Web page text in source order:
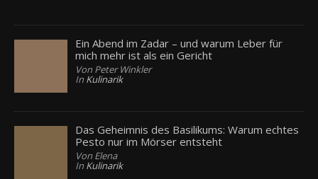
Ein Abend im Zadar – und warum Leber für
mich mehr ist als ein Gericht
Von Peter Winkler
In Kulinarik
Das Geheimnis des Basilikums: Warum echtes
Pesto nur im Mörser entsteht
Von Elena
In Kulinarik